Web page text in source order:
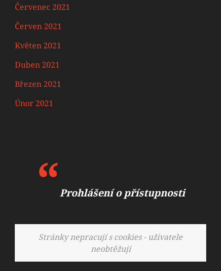
Červenec 2021
Červen 2021
Květen 2021
Duben 2021
Březen 2021
Únor 2021
Prohlášení o přístupnosti
Stránky nepracují s cookies - uživatele
neobtěžují